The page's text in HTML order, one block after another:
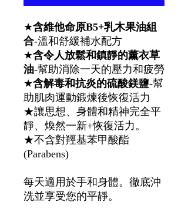
★含維他命原B5+乳木果油組
合-溫和舒緩補水配方
★含令人放鬆和鎮靜的薰衣草
油-幫助消除一天的壓力和疲勞
★含解毒和抗炎的硫酸鎂鹽-幫
助肌肉運動鍛煉後恢復活力
★讓思想、身體和精神完全平
靜、煥然一新+恢復活力。
★不含對羥基苯甲酸酯
(Parabens)
每天適用於手和身體。徹底沖
洗並享受您的平靜。